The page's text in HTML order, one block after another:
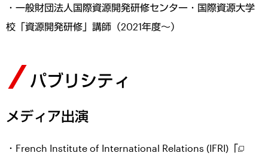
・一般財団法人国際資源開発研修センター・国際資源大学
校「資源開発研修」講師（2021年度～）
パブリシティ
メディア出演
・French Institute of International Relations (IFRI)「